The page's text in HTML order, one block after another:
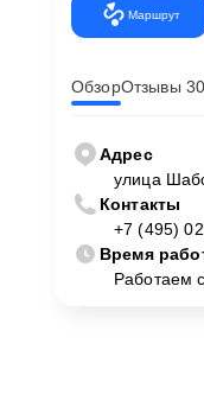
Маршрут
ОбзорОтзывы
Адрес
улица
Контакты
+7 (495)
Время
Работаем